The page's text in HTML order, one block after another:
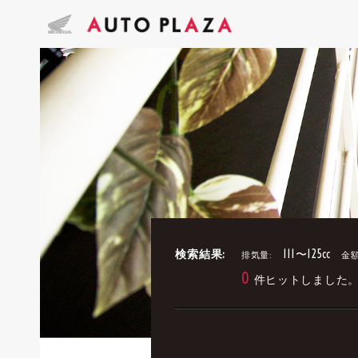
検索結果: 排気量: 111〜125cc 金
0 件ヒットしました。